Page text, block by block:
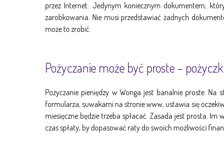
przez Internet. Jedynym koniecznym dokumentem,
zarobkowania. Nie musi przedstawiać żadnych
może to zrobić.
Pożyczanie może być proste –
Pożyczanie pieniędzy w Wonga jest banalnie proste.
formularza, suwakami na stronie www, ustawia się
miesięczne będzie trzeba spłacać. Zasada jest prosta.
czas spłaty, by dopasować raty do swoich możliwości